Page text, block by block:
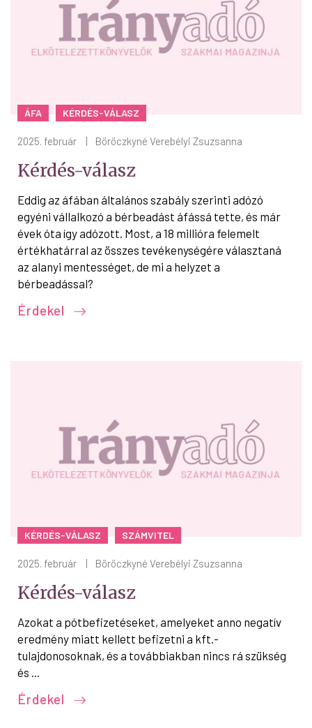
ÁFA KÉRDÉS-VÁLASZ
2025. február | Böröczkyné Verebélyi Zsuzsanna
Kérdés-válasz
Eddig az áfában általános szabály szerinti adózó
egyéni vállalkozó a bérbeadást áfássá tette, és már
évek óta így adózott. Most, a 18 millióra felemelt
értékhatárral az összes tevékenységére választaná
az alanyi mentességet, de mi a helyzet a
bérbeadással?
Érdekel
KÉRDÉS-VÁLASZ SZÁMVITEL
2025. február | Böröczkyné Verebélyi Zsuzsanna
Kérdés-válasz
Azokat a pótbefizetéseket, amelyeket anno negatív
eredmény miatt kellett befizetni a kft.-
tulajdonosoknak, és a továbbiakban nincs rá szükség
és ...
Érdekel